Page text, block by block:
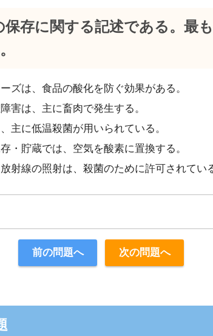
存に関する記述である。最
ズは、食品の酸化を防ぐ効果がある。
害は、主に畜肉で発生する。
主に低温殺菌が用いられている。
・貯蔵では、空気を酸素に置換する。
射線の照射は、殺菌のために許可されてい
前の問題へ 次の問題へ